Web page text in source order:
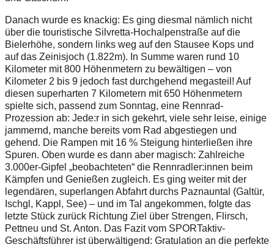
Danach wurde es knackig: Es ging diesmal nämlich nicht
über die touristische Silvretta-Hochalpenstraße auf die
Bielerhöhe, sondern links weg auf den Stausee Kops und
auf das Zeinisjoch (1.822m). In Summe waren rund 10
Kilometer mit 800 Höhenmetern zu bewältigen – von
Kilometer 2 bis 9 jedoch fast durchgehend megasteil! Auf
diesen superharten 7 Kilometern mit 650 Höhenmetern
spielte sich, passend zum Sonntag, eine Rennrad-
Prozession ab: Jede:r in sich gekehrt, viele sehr leise, einige
jammernd, manche bereits vom Rad abgestiegen und
gehend. Die Rampen mit 16 % Steigung hinterließen ihre
Spuren. Oben wurde es dann aber magisch: Zahlreiche
3.000er-Gipfel „beobachteten“ die Rennradler:innen beim
Kämpfen und Genießen zugleich. Es ging weiter mit der
legendären, superlangen Abfahrt durchs Paznauntal (Galtür,
Ischgl, Kappl, See) – und im Tal angekommen, folgte das
letzte Stück zurück Richtung Ziel über Strengen, Flirsch,
Pettneu und St. Anton. Das Fazit vom SPORTaktiv-
Geschäftsführer ist überwältigend: Gratulation an die perfekte